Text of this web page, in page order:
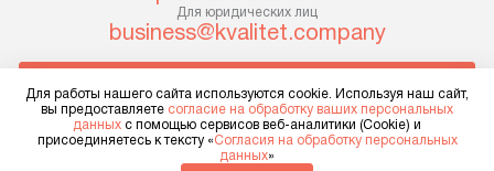
дополнительная плата. Важно
через дверной проем, сотрудники
транспортной службы не могут
демонтировать дверцы, ручки или
подключение к
коммуникациям,
и консультацию
В стандартную
не включаются:
коммуникаций,
Для юридических лиц
business@kvalitet.company
Политика конфиденциальности
Условия продажи
Для работы нашего сайта используются cookie. Используя наш сайт,
вы предоставляете согласие на обработку ваших персональных
данных с помощью сервисов веб-аналитики (Cookie) и
присоединяетесь к тексту «Согласия на обработку персональных
данных»